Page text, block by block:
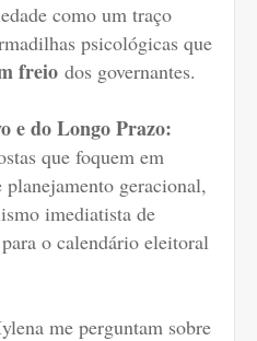
como um traço
psicológicas que
freio dos governantes.
e do Longo Prazo:
que foquem em
planejamento geracional,
imediatista de
o calendário eleitoral
me perguntam sobre